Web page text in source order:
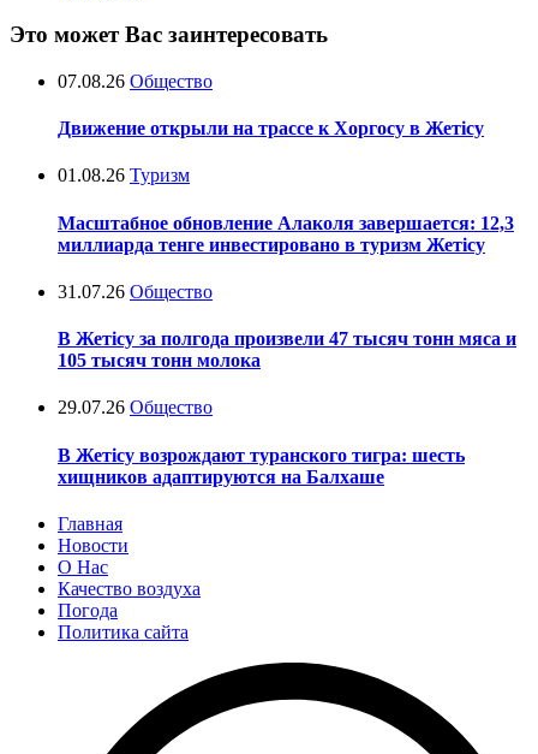
Это может Вас заинтересовать
07.08.26 Общество
Движение открыли на трассе к Хоргосу в Жетісу
01.08.26 Туризм
Масштабное обновление Алаколя завершается: 12,3
миллиарда тенге инвестировано в туризм Жетісу
31.07.26 Общество
В Жетісу за полгода произвели 47 тысяч тонн мяса и
105 тысяч тонн молока
29.07.26 Общество
В Жетісу возрождают туранского тигра: шесть
хищников адаптируются на Балхаше
Главная
Новости
О Нас
Качество воздуха
Погода
Политика сайта